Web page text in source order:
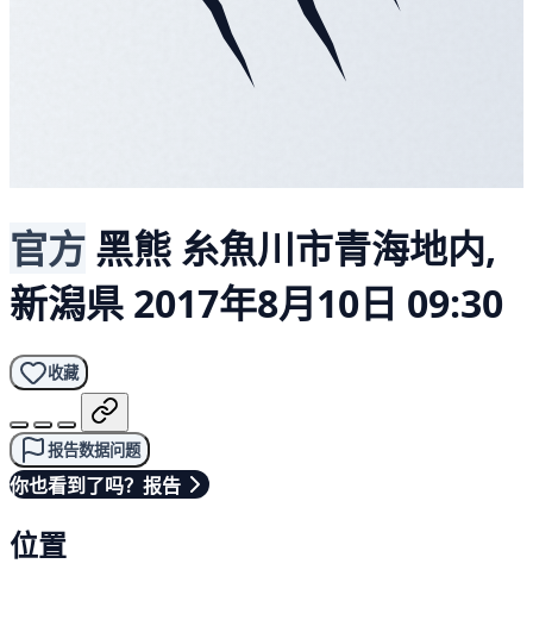
官方 黑熊 糸魚川市青海地内,
新潟県 2017年8月10日 09:30
收藏
报告数据问题
你也看到了吗？报告
位置